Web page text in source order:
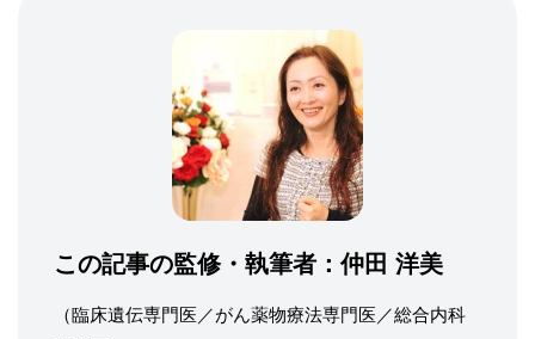
この記事の監修・執筆者：仲田 洋美
（臨床遺伝専門医／がん薬物療法専門医／総合内科